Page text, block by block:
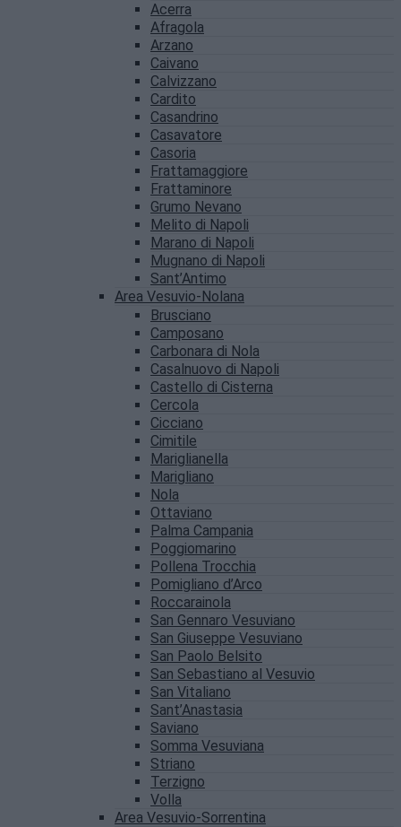
Acerra
Afragola
Arzano
Caivano
Calvizzano
Cardito
Casandrino
Casavatore
Casoria
Frattamaggiore
Frattaminore
Grumo Nevano
Melito di Napoli
Marano di Napoli
Mugnano di Napoli
Sant’Antimo
Area Vesuvio-Nolana
Brusciano
Camposano
Carbonara di Nola
Casalnuovo di Napoli
Castello di Cisterna
Cercola
Cicciano
Cimitile
Mariglianella
Marigliano
Nola
Ottaviano
Palma Campania
Poggiomarino
Pollena Trocchia
Pomigliano d’Arco
Roccarainola
San Gennaro Vesuviano
San Giuseppe Vesuviano
San Paolo Belsito
San Sebastiano al Vesuvio
San Vitaliano
Sant’Anastasia
Saviano
Somma Vesuviana
Striano
Terzigno
Volla
Area Vesuvio-Sorrentina